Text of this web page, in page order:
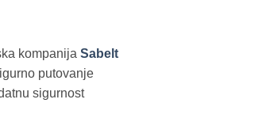
kompanija Sabelt
putovanje
sigurnost